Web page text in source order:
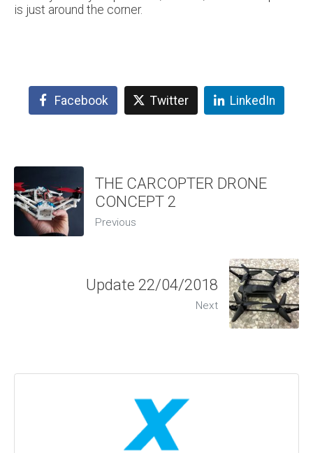
is just around the corner.
Facebook Twitter LinkedIn
THE CARCOPTER DRONE
CONCEPT 2
Previous
Update 22/04/2018
Next